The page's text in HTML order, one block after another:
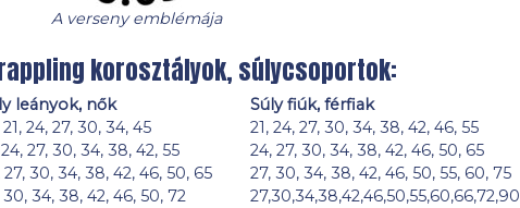
A verseny emblémája
korosztályok, súlycsoportok:
leányok, nők
Súly fiúk, férfiak
21, 24, 27, 30, 34, 45
21, 24, 27, 30, 34, 38, 42, 46, 55
24, 27, 30, 34, 38, 42, 55
24, 27, 30, 34, 38, 42, 46, 50, 65
27, 30, 34, 38, 42, 46, 50, 65
27, 30, 34, 38, 42, 46, 50, 55, 60, 75
30, 34, 38, 42, 46, 50, 72
27,30,34,38,42,46,50,55,60,66,72,90